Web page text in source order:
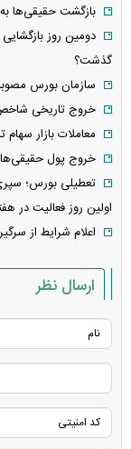
بازگشت حقیقی‌ها به
دومین روز
گذشت؟
سازمان بورس
خروج تاریخی شاخص
معاملات بازار
خروج پول
تعطیلی بورس؛
اولین روز فعالیت در
اعلام شرایط از
ارسال نظر